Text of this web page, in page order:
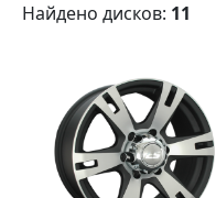
Найдено дисков: 11